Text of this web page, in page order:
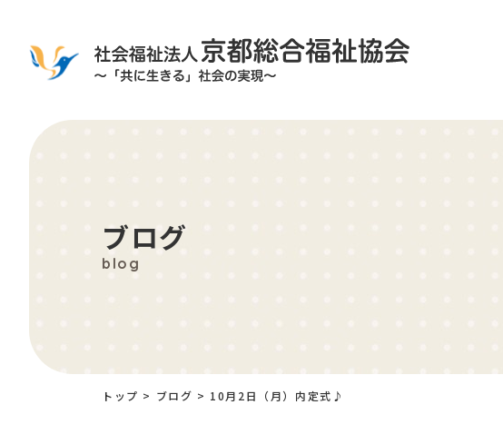
ブログ
blog
トップ > ブログ > 10月2日（月）内定式♪